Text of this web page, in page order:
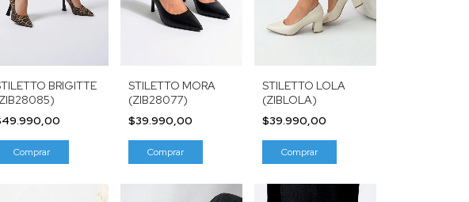
BRIGITTE
Comprar
STILETTO MORA
(ZIB28077)
$39.990,00
Comprar
STILETTO LOLA
(ZIBLOLA)
$39.990,00
Comprar